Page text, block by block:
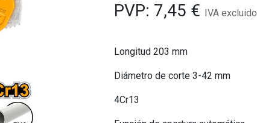
PVP: 7,45 € IVA excluido
Longitud 203 mm
Diámetro de corte 3-42 mm
4Cr13